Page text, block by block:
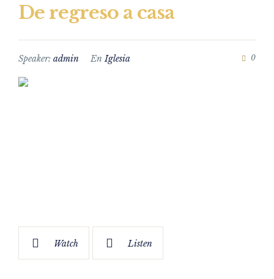
De regreso a casa
Speaker: admin En Iglesia 0
Watch Listen